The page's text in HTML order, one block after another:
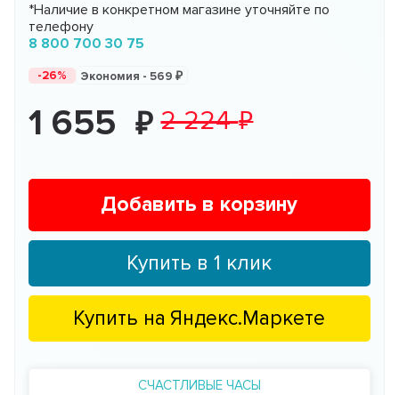
*Наличие в конкретном магазине уточняйте по
телефону
8 800 700 30 75
-26% Экономия - 569
1 655 2 224
Добавить в корзину
Купить в 1 клик
Купить на Яндекс.Маркете
СЧАСТЛИВЫЕ ЧАСЫ